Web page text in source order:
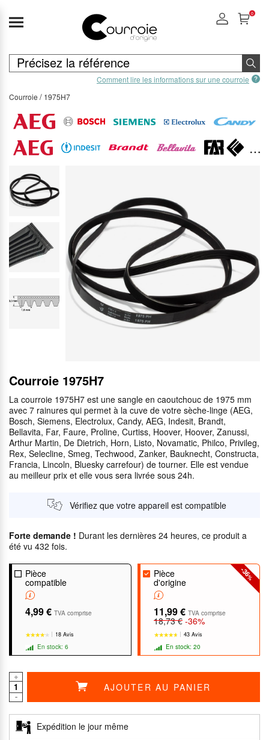
Comment lire les informations sur une courroie
0
Courroie 1975H7
Courroie 1975H7
La courroie 1975H7 est une sangle en caoutchouc de 1975 mm
avec 7 rainures qui permet à la cuve de votre sèche-linge (AEG,
Bosch, Siemens, Electrolux, Candy, AEG, Indesit, Brandt,
Bellavita, Far, Faure, Proline, Curtiss, Hoover, Hoover, Zanussi,
Arthur Martin, De Dietrich, Horn, Listo, Novamatic, Philco, Privileg,
Rex, Selecline, Smeg, Techwood, Zanker, Bauknecht, Constructa,
Francia, Lincoln, Bluesky carrefour) de tourner. Elle est vendue
au meilleur prix et elle vous sera livrée sous 24h.
Vérifiez que votre appareil est compatible
Forte demande ! Durant les dernières 24 heures, ce produit a
été vu 432 fois.
Pièce
compatible
4,99 € TVA comprise
18 Avis
En stock: 6
-36
%
Pièce
d'origine
11,99 € TVA comprise
18,73 € -36%
43 Avis
En stock: 20
+
-
AJOUTER AU PANIER
Expédition le jour même